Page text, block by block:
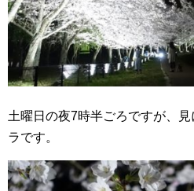
土曜日の夜7時半ごろですが、
ラです。